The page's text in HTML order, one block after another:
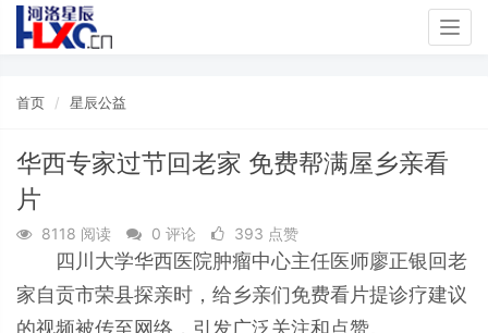
首页 星辰公益
华西专家过节回老家 免费帮满屋乡亲看
片
8118 阅读 0 评论 393 点赞
四川大学华西医院肿瘤中心主任医师廖正银回老
家自贡市荣县探亲时，给乡亲们免费看片提诊疗建议
的视频被传至网络，引发广泛关注和点赞。